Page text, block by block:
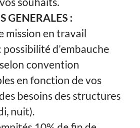
GENERALES :
mission en travail
possibilité d'embauche
selon convention
en fonction de vos
besoins des structures
nuit).